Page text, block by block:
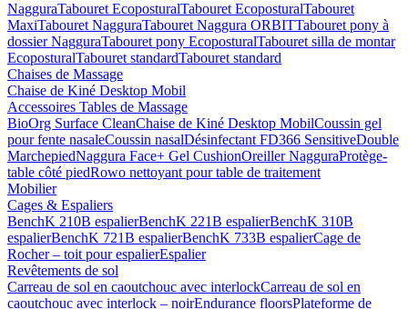
NagguraTabouret EcoposturalTabouret EcoposturalTabouret
MaxiTabouret NagguraTabouret Naggura ORBITTabouret pony à
dossier NagguraTabouret pony EcoposturalTabouret silla de montar
EcoposturalTabouret standardTabouret standard
Chaises de Massage
Chaise de Kiné Desktop Mobil
Accessoires Tables de Massage
BioOrg Surface CleanChaise de Kiné Desktop MobilCoussin gel
pour fente nasaleCoussin nasalDésinfectant FD366 SensitiveDouble
MarchepiedNaggura Face+ Gel CushionOreiller NagguraProtège-
table côté piedRowo nettoyant pour table de traitement
Mobilier
Cages & Espaliers
BenchK 210B espalierBenchK 221B espalierBenchK 310B
espalierBenchK 721B espalierBenchK 733B espalierCage de
Rocher – toit pour espalierEspalier
Revêtements de sol
Carreau de sol en caoutchouc avec interlockCarreau de sol en
caoutchouc avec interlock – noirEndurance floorsPlateforme de